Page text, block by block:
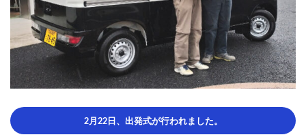
あ
る
車
検、
修
2月22日、出発式が行われました。